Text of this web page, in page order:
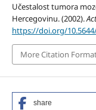
Učestalost tumora
Hercegovinu. (2002).
https://doi.org/
More Citation
share